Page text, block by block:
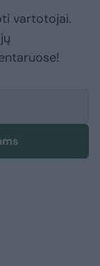
vartotojai.